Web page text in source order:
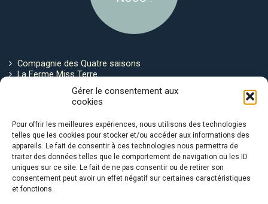
Gérer le consentement aux
cookies
Pour offrir les meilleures expériences, nous utilisons des technologies
telles que les cookies pour stocker et/ou accéder aux informations des
appareils. Le fait de consentir à ces technologies nous permettra de
traiter des données telles que le comportement de navigation ou les ID
uniques sur ce site. Le fait de ne pas consentir ou de retirer son
consentement peut avoir un effet négatif sur certaines caractéristiques
et fonctions.
Compagnie des Quatre saisons
La Ferme Miss Terre
Politique de cookies